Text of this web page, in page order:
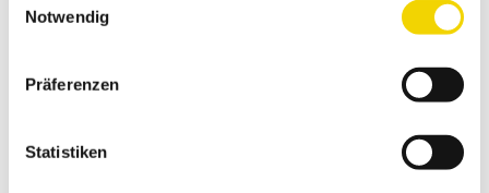
Notwendig
Präferenzen
Statistiken
inkl. 200 Freikilometer / Tag, Mehrkilometer berechnen wir